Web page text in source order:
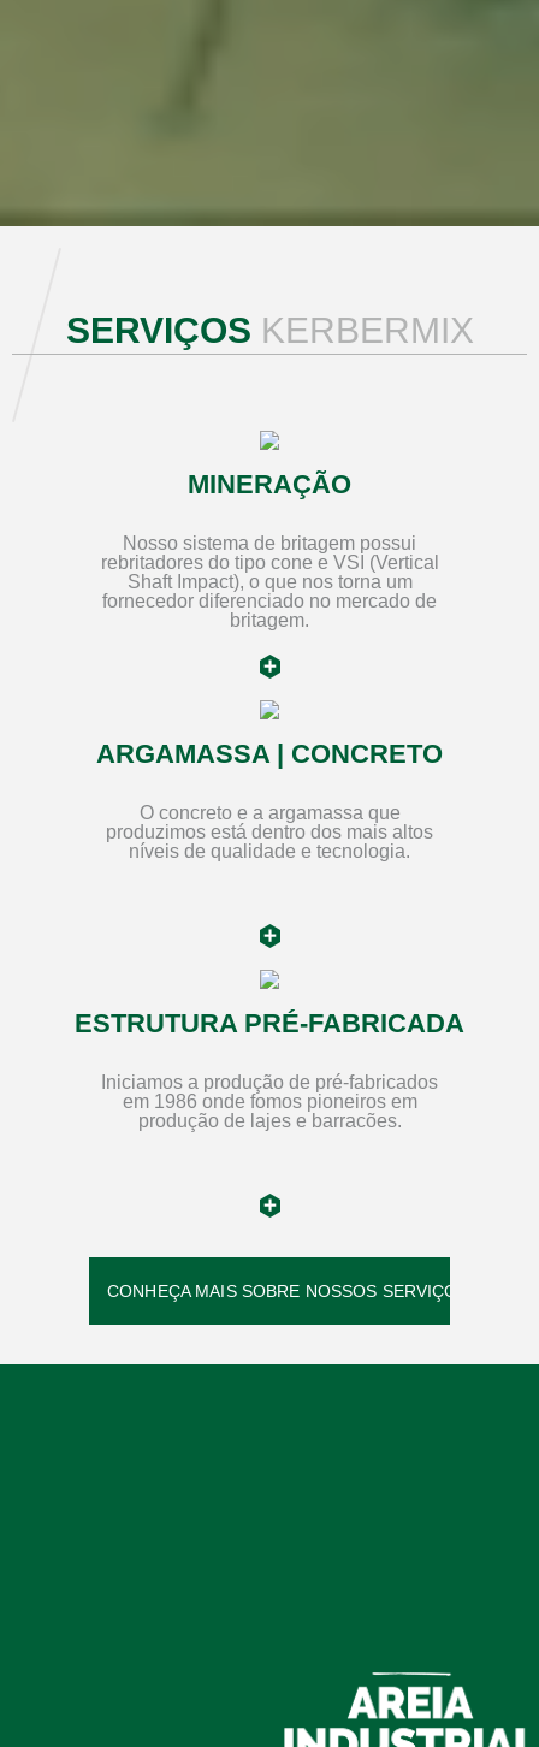
SERVIÇOS KERBERMIX
MINERAÇÃO
Nosso sistema de britagem possui
rebritadores do tipo cone e VSI (Vertical
Shaft Impact), o que nos torna um
fornecedor diferenciado no mercado de
britagem.
ARGAMASSA | CONCRETO
O concreto e a argamassa que
produzimos está dentro dos mais altos
níveis de qualidade e tecnologia.
ESTRUTURA PRÉ-FABRICADA
Iniciamos a produção de pré-fabricados
em 1986 onde fomos pioneiros em
produção de lajes e barracões.
CONHEÇA MAIS SOBRE NOSSOS SERVIÇOS